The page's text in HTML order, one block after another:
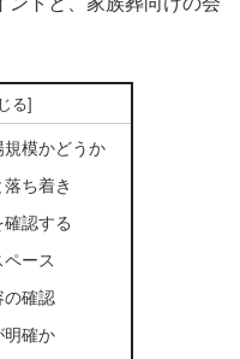
模かどうか
ち着き
認する
ース
の確認
明確か